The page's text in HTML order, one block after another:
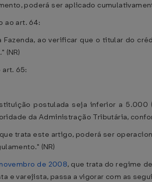
poderá ser aplicado
ao art. 64:
Fazenda, ao verificar que o titular do
(NR)
65:
postulada seja inferior a
da Administração Tributária,
trata este artigo, poderá ser
(NR)
de 2008, que trata do regime
e varejista, passa a vigorar com as